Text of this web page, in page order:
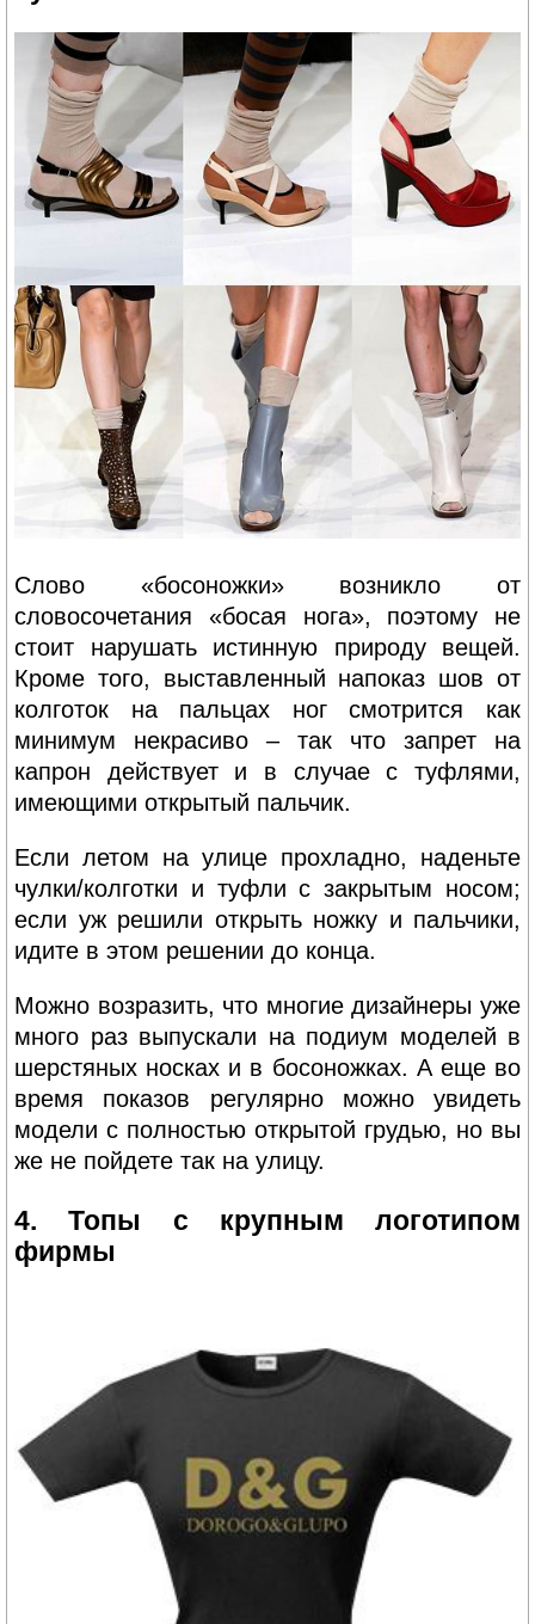
Слово «босоножки» возникло от
словосочетания «босая нога», поэтому не
стоит нарушать истинную природу вещей.
Кроме того, выставленный напоказ шов от
колготок на пальцах ног смотрится как
минимум некрасиво – так что запрет на
капрон действует и в случае с туфлями,
имеющими открытый пальчик.
Если летом на улице прохладно, наденьте
чулки/колготки и туфли с закрытым носом;
если уж решили открыть ножку и пальчики,
идите в этом решении до конца.
Можно возразить, что многие дизайнеры уже
много раз выпускали на подиум моделей в
шерстяных носках и в босоножках. А еще во
время показов регулярно можно увидеть
модели с полностью открытой грудью, но вы
же не пойдете так на улицу.
4. Топы с крупным логотипом
фирмы